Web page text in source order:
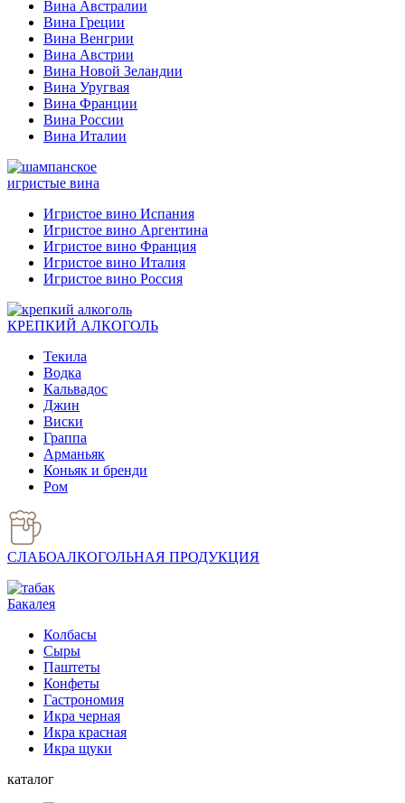
Вина Австралии
Вина Греции
Вина Венгрии
Вина Австрии
Вина Новой Зеландии
Вина Уругвая
Вина Франции
Вина России
Вина Италии
игристые вина
Игристое вино Испания
Игристое вино Аргентина
Игристое вино Франция
Игристое вино Италия
Игристое вино Россия
КРЕПКИЙ АЛКОГОЛЬ
Текила
Водка
Кальвадос
Джин
Виски
Граппа
Арманьяк
Коньяк и бренди
Ром
СЛАБОАЛКОГОЛЬНАЯ ПРОДУКЦИЯ
Бакалея
Колбасы
Сыры
Паштеты
Конфеты
Гастрономия
Икра черная
Икра красная
Икра щуки
каталог